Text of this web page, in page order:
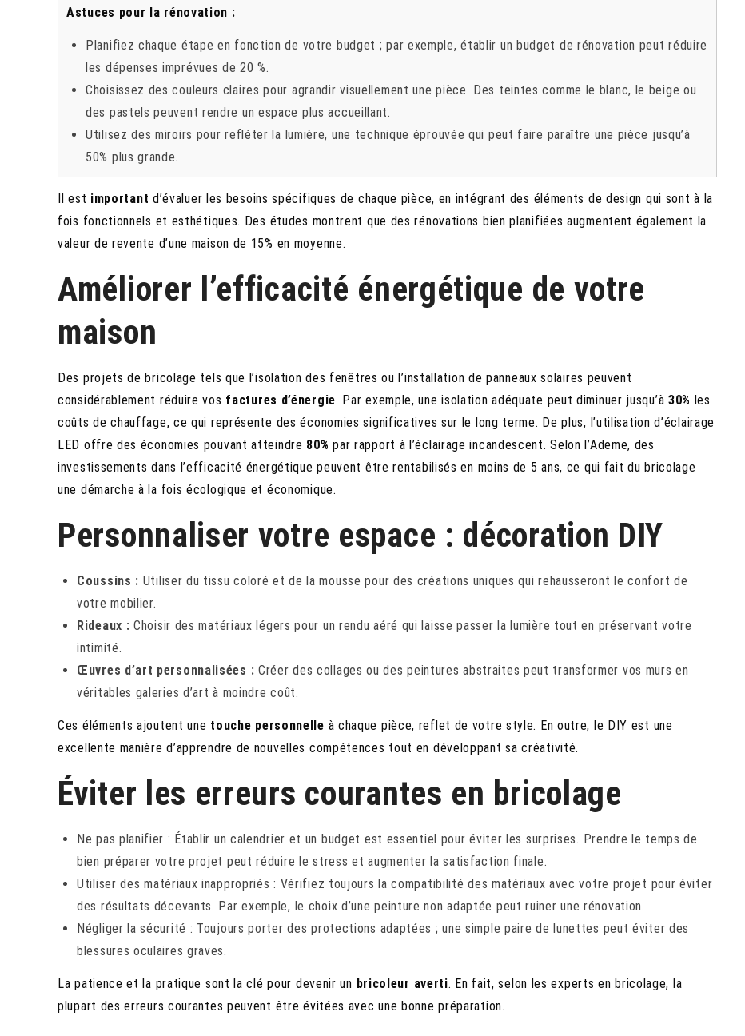
Astuces pour la rénovation :
Planifiez chaque étape en fonction de votre budget ; par exemple, établir un budget de rénovation peut réduire
les dépenses imprévues de 20 %.
Choisissez des couleurs claires pour agrandir visuellement une pièce. Des teintes comme le blanc, le beige ou
des pastels peuvent rendre un espace plus accueillant.
Utilisez des miroirs pour refléter la lumière, une technique éprouvée qui peut faire paraître une pièce jusqu’à
50% plus grande.
Il est important d’évaluer les besoins spécifiques de chaque pièce, en intégrant des éléments de design qui sont à la
fois fonctionnels et esthétiques. Des études montrent que des rénovations bien planifiées augmentent également la
valeur de revente d’une maison de 15% en moyenne.
Améliorer l’efficacité énergétique de votre
maison
Des projets de bricolage tels que l’isolation des fenêtres ou l’installation de panneaux solaires peuvent
considérablement réduire vos factures d’énergie. Par exemple, une isolation adéquate peut diminuer jusqu’à 30% les
coûts de chauffage, ce qui représente des économies significatives sur le long terme. De plus, l’utilisation d’éclairage
LED offre des économies pouvant atteindre 80% par rapport à l’éclairage incandescent. Selon l’Ademe, des
investissements dans l’efficacité énergétique peuvent être rentabilisés en moins de 5 ans, ce qui fait du bricolage
une démarche à la fois écologique et économique.
Personnaliser votre espace : décoration DIY
Coussins : Utiliser du tissu coloré et de la mousse pour des créations uniques qui rehausseront le confort de
votre mobilier.
Rideaux : Choisir des matériaux légers pour un rendu aéré qui laisse passer la lumière tout en préservant votre
intimité.
Œuvres d’art personnalisées : Créer des collages ou des peintures abstraites peut transformer vos murs en
véritables galeries d’art à moindre coût.
Ces éléments ajoutent une touche personnelle à chaque pièce, reflet de votre style. En outre, le DIY est une
excellente manière d’apprendre de nouvelles compétences tout en développant sa créativité.
Éviter les erreurs courantes en bricolage
Ne pas planifier : Établir un calendrier et un budget est essentiel pour éviter les surprises. Prendre le temps de
bien préparer votre projet peut réduire le stress et augmenter la satisfaction finale.
Utiliser des matériaux inappropriés : Vérifiez toujours la compatibilité des matériaux avec votre projet pour éviter
des résultats décevants. Par exemple, le choix d’une peinture non adaptée peut ruiner une rénovation.
Négliger la sécurité : Toujours porter des protections adaptées ; une simple paire de lunettes peut éviter des
blessures oculaires graves.
La patience et la pratique sont la clé pour devenir un bricoleur averti. En fait, selon les experts en bricolage, la
plupart des erreurs courantes peuvent être évitées avec une bonne préparation.